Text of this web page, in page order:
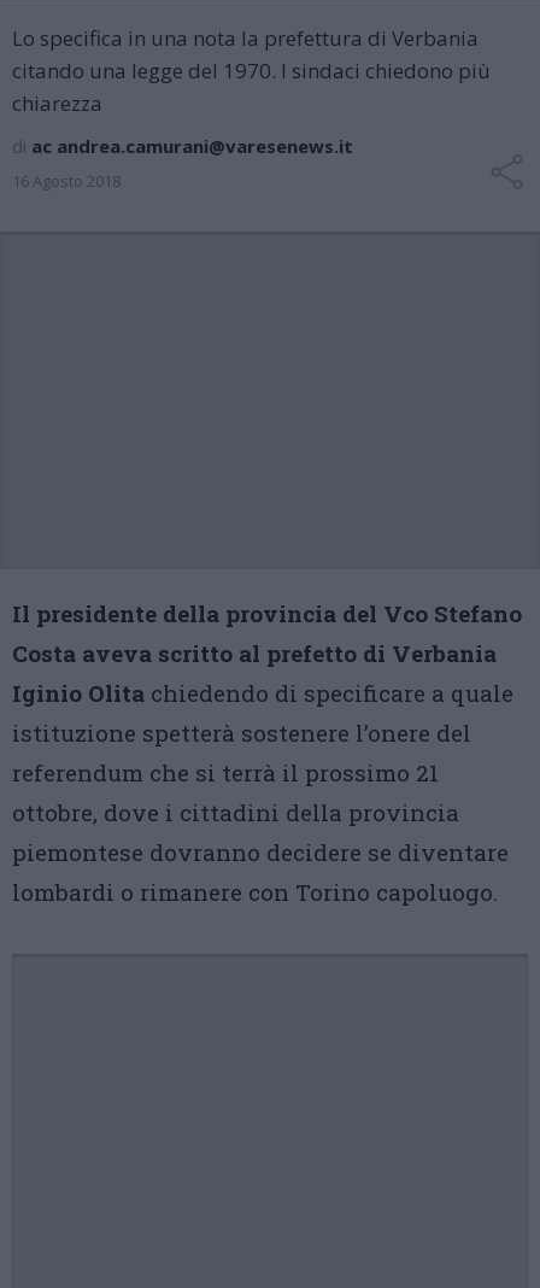
Lo specifica in una nota la prefettura di Verbania
citando una legge del 1970. I sindaci chiedono più
chiarezza
di ac andrea.camurani@varesenews.it
16 Agosto 2018
Il presidente della provincia del Vco Stefano
Costa aveva scritto al prefetto di Verbania
Iginio Olita chiedendo di specificare a quale
istituzione spetterà sostenere l’onere del
referendum che si terrà il prossimo 21
ottobre, dove i cittadini della provincia
piemontese dovranno decidere se diventare
lombardi o rimanere con Torino capoluogo.